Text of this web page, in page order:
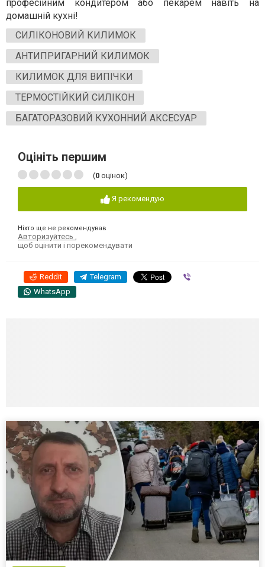
професійним кондитером або пекарем навіть на
домашній кухні!
СИЛІКОНОВИЙ КИЛИ­МОК
АНТИПРИГАРНИЙ КИЛИМОК
КИЛИМОК ДЛЯ ВИПІЧКИ
ТЕРМОСТІЙКИЙ СИЛІКОН
БАГАТОРАЗОВИЙ КУХОННИЙ АКСЕСУАР
Оцініть першим
(0 оцінок)
Я рекомендую
Ніхто ще не рекомендував
Авторизуйтесь ,
щоб оцінити і порекомендувати
Reddit Telegram
WhatsApp